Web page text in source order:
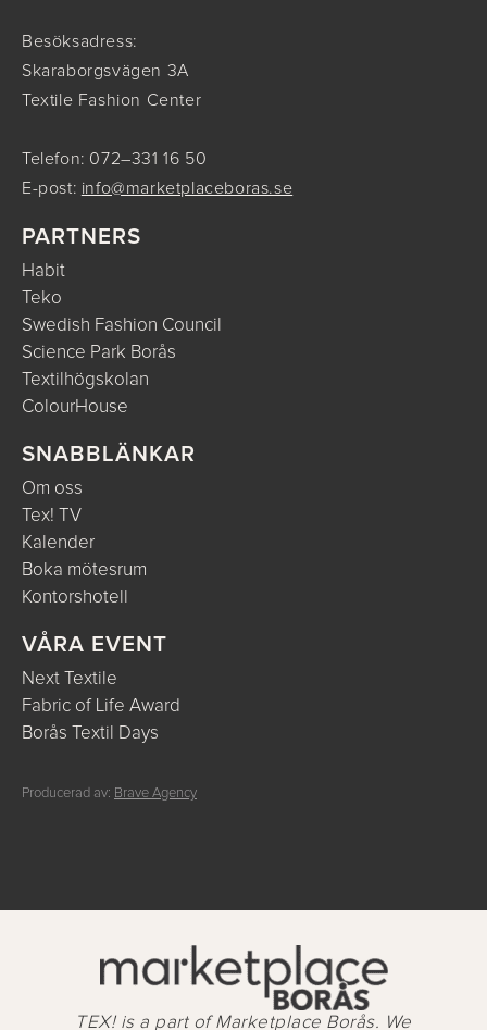
Besöksadress:
Skaraborgsvägen 3A
Textile Fashion Center
Telefon: 072–331 16 50
E-post: info@marketplaceboras.se
PARTNERS
Habit
Teko
Swedish Fashion Council
Science Park Borås
Textilhögskolan
ColourHouse
SNABBLÄNKAR
Om oss
Tex! TV
Kalender
Boka mötesrum
Kontorshotell
VÅRA EVENT
Next Textile
Fabric of Life Award
Borås Textil Days
Producerad av: Brave Agency
TEX! is a part of Marketplace Borås. We